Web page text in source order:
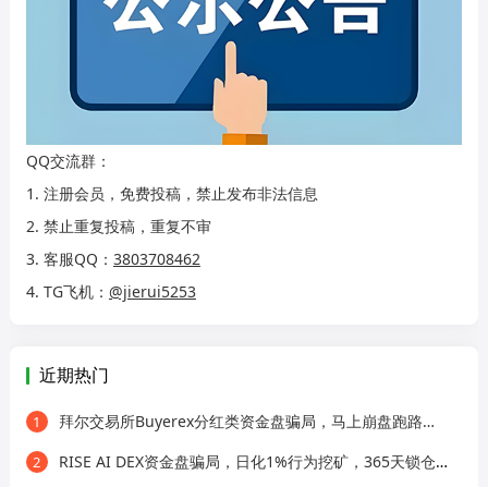
QQ交流群：
1. 注册会员，免费投稿，禁止发布非法信息
2. 禁止重复投稿，重复不审
3. 客服QQ： 3803708462
4. TG飞机： @jierui5253
近期热门
1 拜尔交易所Buyerex分红类资金盘骗局，马上崩盘跑路…
2 RISE AI DEX资金盘骗局，日化1%行为挖矿，365天锁仓，纯庞氏骗局